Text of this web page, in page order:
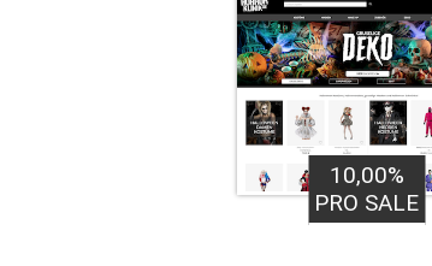
10,00%
PRO SALE